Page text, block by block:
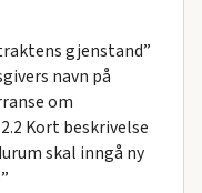
gjenstand”
navn på
om
Kort beskrivelse
skal inngå ny